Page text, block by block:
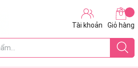
Tài khoản Giỏ hàng